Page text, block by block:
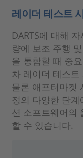
레이더 테스트
DARTS에 대해
량에 보조 주행
을 통합할 때 중
차 레이더 테스트
물론 애프터마켓
정의 다양한 단
션 소프트웨어의
할 수 있습니다.